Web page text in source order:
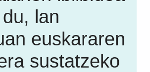
lan
euskararen
sustatzeko